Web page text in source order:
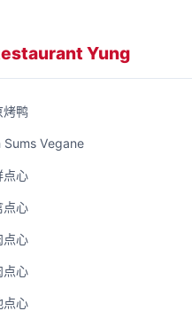
Yung
烤鸭
Sums Vegane
点心
点心
点心
点心
点心